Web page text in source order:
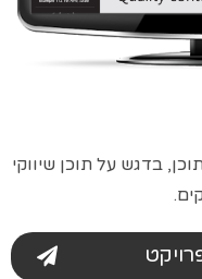
בדגש על תוכן שיווקי